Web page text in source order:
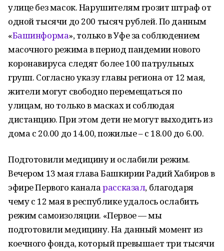
улице без масок. Нарушителям грозит штраф от
одной тысячи до 200 тысяч рублей. По данным
«Башинформа», только в Уфе за соблюдением
масочного режима в период пандемии нового
коронавируса следят более 100 патрульных
групп. Согласно указу главы региона от 12 мая,
жители могут свободно перемещаться по
улицам, но только в масках и соблюдая
дистанцию. При этом дети не могут выходить из
дома с 20.00 до 14.00, пожилые – с 18.00 до 6.00.
Подготовили медицину и ослабили режим.
Вечером 13 мая глава Башкирии Радий Хабиров в
эфире Первого каналарассказал, благодаря
чему с 12 мая в республике удалось ослабить
режим самоизоляции. «Первое — мы
подготовили медицину. На данный момент из
коечного фонда, который превышает три тысячи